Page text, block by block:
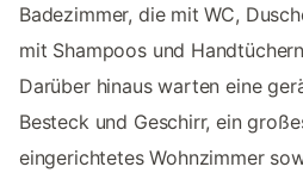
Badezimmer, die mit WC,
mit Shampoos und
Darüber hinaus warten eine
Besteck und Geschirr, ein
eingerichtetes Wohnzimmer